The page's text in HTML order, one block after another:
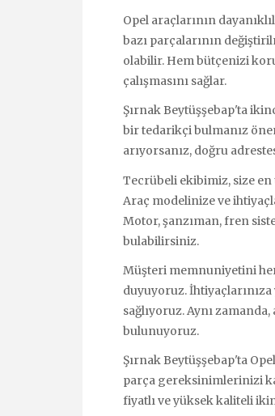
Opel araçlarının
bazı parçalarının
olabilir. Hem bütçenizi
çalışmasını sağlar.
Şırnak Beytüşşebap'ta
bir tedarikçi bulmanız
arıyorsanız, doğru
Tecrübeli ekibimiz, size en
Araç modelinize ve
Motor, şanzıman, fren
bulabilirsiniz.
Müşteri memnuniyetini
duyuyoruz.
sağlıyoruz. Aynı
bulunuyoruz.
Şırnak Beytüşşebap'ta
parça gereksinimlerinizi
fiyatlı ve yüksek kaliteli